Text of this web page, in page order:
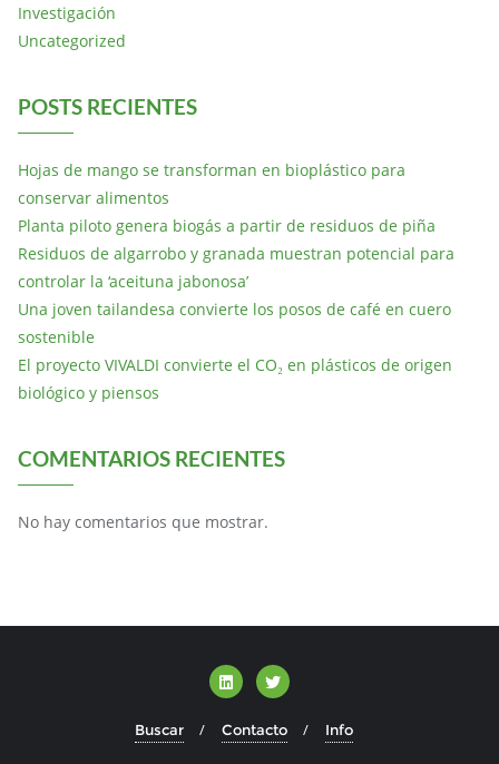
Investigación
Uncategorized
POSTS RECIENTES
Hojas de mango se transforman en bioplástico para
conservar alimentos
Planta piloto genera biogás a partir de residuos de piña
Residuos de algarrobo y granada muestran potencial para
controlar la ‘aceituna jabonosa’
Una joven tailandesa convierte los posos de café en cuero
sostenible
El proyecto VIVALDI convierte el CO₂ en plásticos de origen
biológico y piensos
COMENTARIOS RECIENTES
No hay comentarios que mostrar.
Buscar Contacto Info